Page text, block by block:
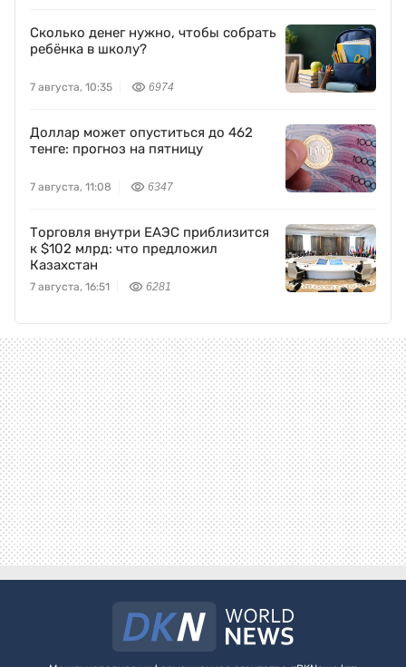
Сколько денег нужно, чтобы собрать
ребёнка в школу?
7 августа, 10:35 6974
Доллар может опуститься до 462
тенге: прогноз на пятницу
7 августа, 11:08 6347
Торговля внутри ЕАЭС приблизится
к $102 млрд: что предложил
Казахстан
7 августа, 16:51 6281